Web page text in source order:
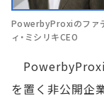
PowerbyProxiのファ
ィ・ミシリキCEO
PowerbyProxi
を置く非公開企